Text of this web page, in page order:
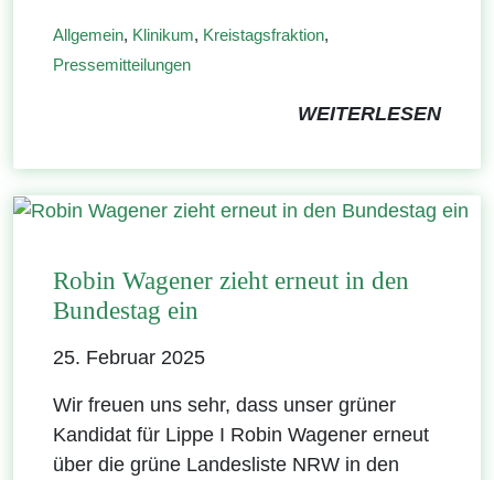
Allgemein, Klinikum, Kreistagsfraktion,
Pressemitteilungen
WEITERLESEN
Robin Wagener zieht erneut in den
Bundestag ein
25. Februar 2025
Wir freuen uns sehr, dass unser grüner
Kandidat für Lippe I Robin Wagener erneut
über die grüne Landesliste NRW in den